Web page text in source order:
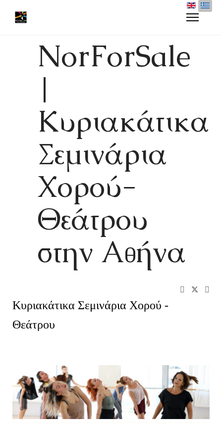
NorForSale
|
Κυριακάτικα
Σεμινάρια
Χορού-
Θεάτρου
στην Αθήνα
Κυριακάτικα Σεμινάρια Χορού -
Θεάτρου